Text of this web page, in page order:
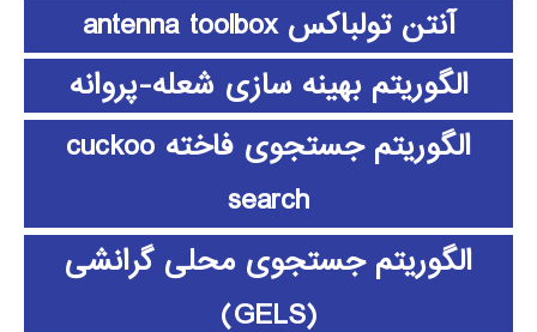
آنتن تولباکس antenna toolbox
الگوریتم بهینه سازی شعله-پروانه
الگوریتم جستجوی فاخته cuckoo
search
الگوریتم جستجوی محلی گرانشی
(GELS)